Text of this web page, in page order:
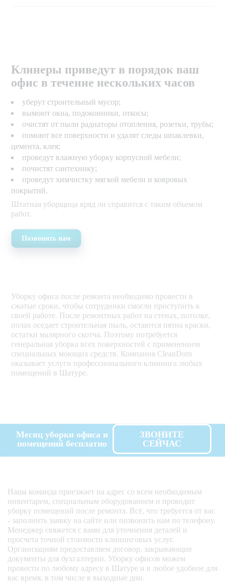
Клинеры приведут в порядок ваш
офис в течение нескольких часов
уберут строительный мусор;
вымоют окна, подоконники, откосы;
очистят от пыли радиаторы отопления, розетки, трубы;
помоют все поверхности и удалят следы шпаклевки,
цемента, клея;
проведут влажную уборку корпусной мебели;
почистят сантехнику;
проведут химчистку мягкой мебели и ковровых
покрытий.
Штатная уборщица вряд ли справится с таким объемом
работ.
Позвонить нам
Уборку офиса после ремонта необходимо провести в
сжатые сроки, чтобы сотрудники смогли приступить к
своей работе. После ремонтных работ на стенах, потолке,
полах оседает строительная пыль, остаются пятна краски,
остатки малярного скотча. Поэтому потребуется
генеральная уборка всех поверхностей с применением
специальных моющих средств. Компания CleanDom
оказывает услуги профессионального клининга любых
помещений в Шатуре.
Месяц уборки офиса и
помещений бесплатно
ЗВОНИТЕ
СЕЙЧАС
Наша команда приезжает на адрес со всем необходимым
инвентарем, специальным оборудованием и проводит
уборку помещений после ремонта. Всё, что требуется от вас
- заполнить заявку на сайте или позвонить нам по телефону.
Менеджер свяжется с вами для уточнения деталей и
просчета точной стоимости клининговых услуг.
Организациям предоставляем договор, закрывающие
документы для бухгалтерии. Уборку офисов можем
провести по любому адресу в Шатуре и в любое удобное для
вас время, в том числе в выходные дни.